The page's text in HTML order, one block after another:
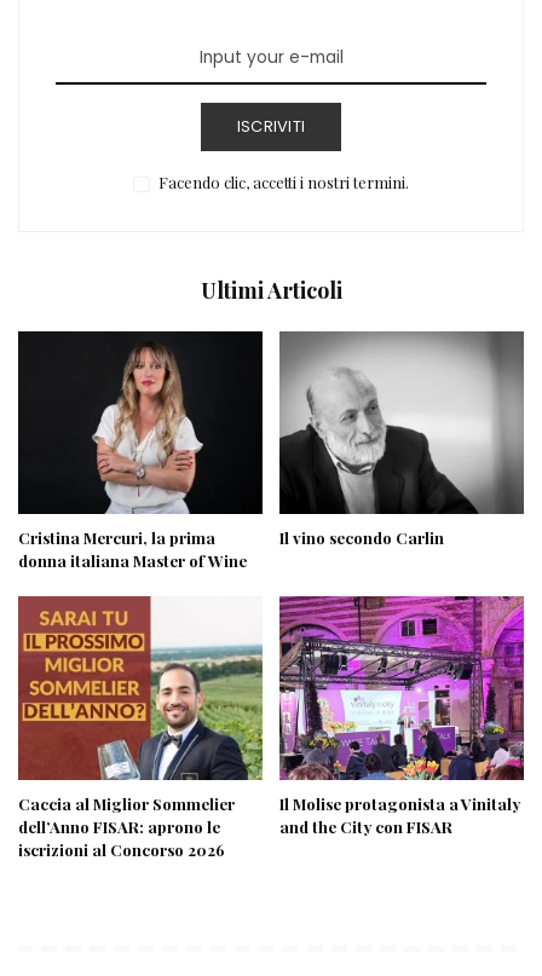
ISCRIVITI
Facendo clic, accetti i nostri termini.
Ultimi Articoli
Cristina Mercuri, la prima
donna italiana Master of Wine
Il vino secondo Carlin
Caccia al Miglior Sommelier
dell’Anno FISAR: aprono le
iscrizioni al Concorso 2026
Il Molise protagonista a Vinitaly
and the City con FISAR